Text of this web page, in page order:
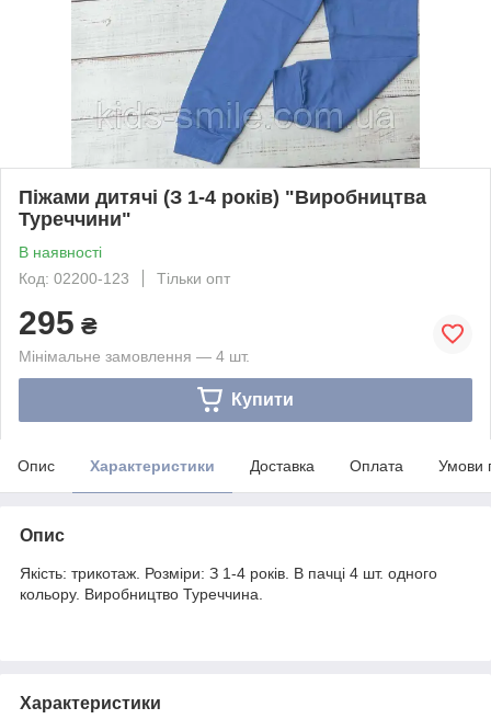
Піжами дитячі (З 1-4 років) "Виробництва
Туреччини"
В наявності
Код: 02200-123
Тільки опт
295 ₴
Мінімальне замовлення — 4 шт.
Купити
Опис Характеристики Доставка Оплата Умови
Опис
Якість: трикотаж. Розміри: З 1-4 років. В пачці 4 шт. одного
кольору. Виробництво Туреччина.
Характеристики